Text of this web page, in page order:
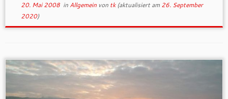
20. Mai 2008in Allgemein von tk(aktualisiert am 26. September
2020)